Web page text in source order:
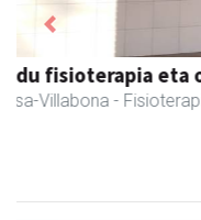
Stop liburu-denda
Andoain - Liburu-dendak
Previous